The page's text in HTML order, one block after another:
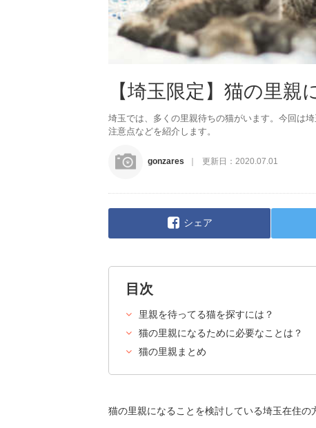
【埼玉限定】猫の里親
埼玉では、多くの里親待ちの猫がいます。今回は
注意点などを紹介します。
gonzares 更新日： 2020.07.01
シェア
目次
里親を待ってる猫を探すには？
猫の里親になるために必要なことは？
猫の里親まとめ
猫の里親になることを検討している埼玉在住の